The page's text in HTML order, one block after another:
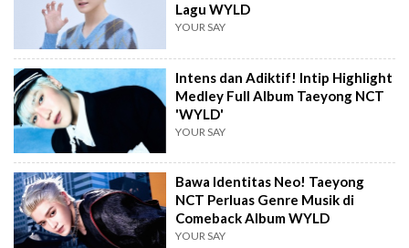
Lagu WYLD
YOUR SAY
Intens dan Adiktif! Intip Highlight
Medley Full Album Taeyong NCT
'WYLD'
YOUR SAY
Bawa Identitas Neo! Taeyong
NCT Perluas Genre Musik di
Comeback Album WYLD
YOUR SAY